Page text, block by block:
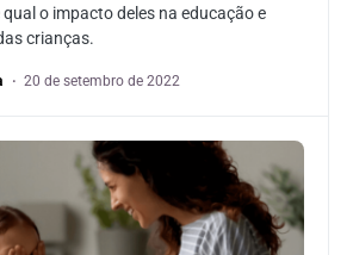
o impacto deles na educação e
crianças.
20 de setembro de 2022